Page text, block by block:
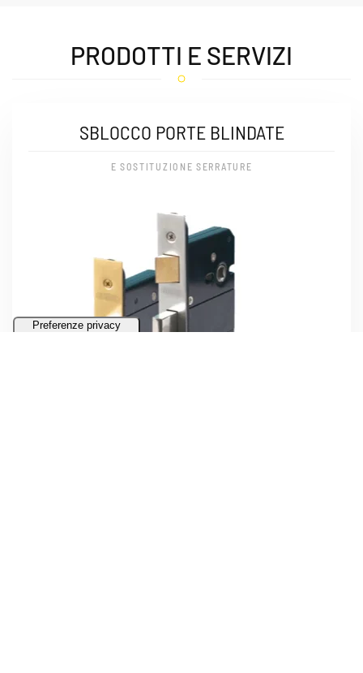
PRODOTTI E SERVIZI
SBLOCCO PORTE BLINDATE
E SOSTITUZIONE SERRATURE